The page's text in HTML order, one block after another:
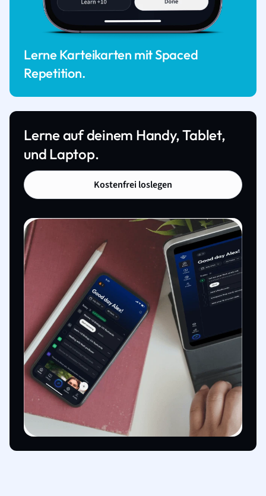
Lerne Karteikarten mit Spaced
Repetition.
Lerne auf deinem Handy, Tablet,
und Laptop.
Kostenfrei loslegen